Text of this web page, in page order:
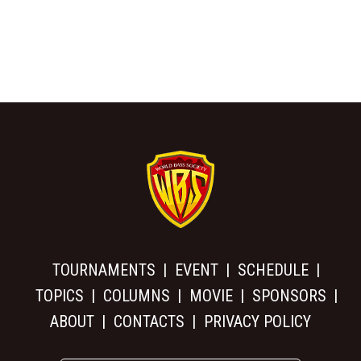
TOURNAMENTS EVENT
SCHEDULE
TOPICS
COLUMNS MOVIE
SPONSORS
ABOUT
CONTACTS PRIVACY POLICY